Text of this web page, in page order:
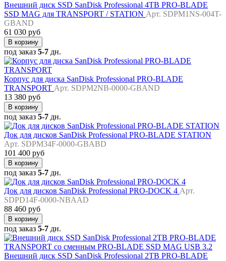
Внешний диск SSD SanDisk Professional 4TB PRO-BLADE
SSD MAG для TRANSPORT / STATION Арт. SDPM1NS-004T-
GBAND
61 030 руб
В корзину
под заказ 5-7 дн.
Корпус для диска SanDisk Professional PRO-BLADE
TRANSPORT Арт. SDPM2NB-0000-GBAND
13 380 руб
В корзину
под заказ 5-7 дн.
Док для дисков SanDisk Professional PRO-BLADE STATION
Арт. SDPM34F-0000-GBABD
101 400 руб
В корзину
под заказ 5-7 дн.
Док для дисков SanDisk Professional PRO-DOCK 4 Арт.
SDPD14F-0000-NBAAD
88 460 руб
В корзину
под заказ 5-7 дн.
Внешний диск SSD SanDisk Professional 2TB PRO-BLADE